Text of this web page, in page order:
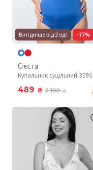
Вигідніше від 2 од! -77%
Сієста
Купальник суцільний 309S
489 ₴ 2 100₴